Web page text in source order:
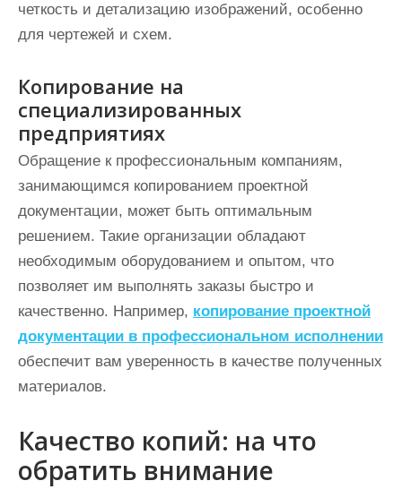
четкость и детализацию изображений, особенно
для чертежей и схем.
Копирование на
специализированных
предприятиях
Обращение к профессиональным компаниям,
занимающимся копированием проектной
документации, может быть оптимальным
решением. Такие организации обладают
необходимым оборудованием и опытом, что
позволяет им выполнять заказы быстро и
качественно. Например, копирование проектной
документации в профессиональном исполнении
обеспечит вам уверенность в качестве полученных
материалов.
Качество копий: на что
обратить внимание